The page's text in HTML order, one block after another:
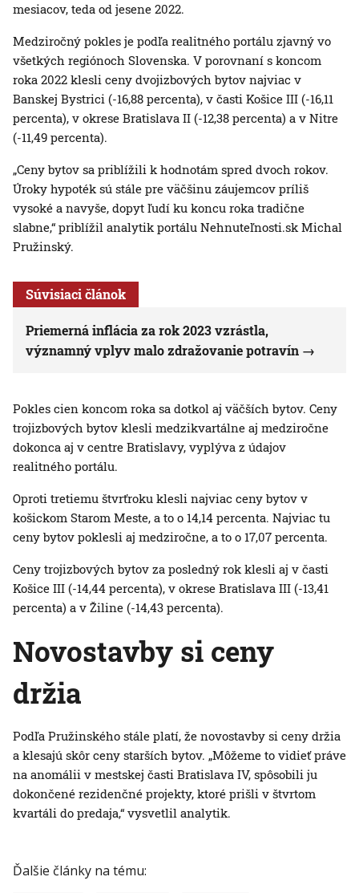
mesiacov, teda od jesene 2022.
Medziročný pokles je podľa realitného portálu zjavný vo
všetkých regiónoch Slovenska. V porovnaní s koncom
roka 2022 klesli ceny dvojizbových bytov najviac v
Banskej Bystrici (-16,88 percenta), v časti Košice III (-16,11
percenta), v okrese Bratislava II (-12,38 percenta) a v Nitre
(-11,49 percenta).
„Ceny bytov sa priblížili k hodnotám spred dvoch rokov.
Úroky hypoték sú stále pre väčšinu záujemcov príliš
vysoké a navyše, dopyt ľudí ku koncu roka tradične
slabne,“ priblížil analytik portálu Nehnuteľnosti.sk Michal
Pružinský.
Súvisiaci článok
Priemerná inflácia za rok 2023 vzrástla,
významný vplyv malo zdražovanie potravín
Pokles cien koncom roka sa dotkol aj väčších bytov. Ceny
trojizbových bytov klesli medzikvartálne aj medziročne
dokonca aj v centre Bratislavy, vyplýva z údajov
realitného portálu.
Oproti tretiemu štvrťroku klesli najviac ceny bytov v
košickom Starom Meste, a to o 14,14 percenta. Najviac tu
ceny bytov poklesli aj medziročne, a to o 17,07 percenta.
Ceny trojizbových bytov za posledný rok klesli aj v časti
Košice III (-14,44 percenta), v okrese Bratislava III (-13,41
percenta) a v Žiline (-14,43 percenta).
Novostavby si ceny
držia
Podľa Pružinského stále platí, že novostavby si ceny držia
a klesajú skôr ceny starších bytov. „Môžeme to vidieť práve
na anomálii v mestskej časti Bratislava IV, spôsobili ju
dokončené rezidenčné projekty, ktoré prišli v štvrtom
kvartáli do predaja,“ vysvetlil analytik.
Ďalšie články na tému: